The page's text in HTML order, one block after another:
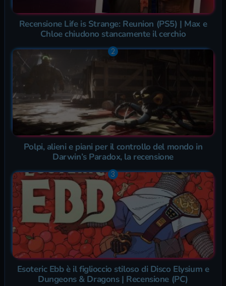
Recensione Life is Strange: Reunion (PS5) | Max e
Chloe chiudono stancamente il cerchio
Polpi, alieni e piani per il controllo del mondo in
Darwin’s Paradox, la recensione
Esoteric Ebb è il figlioccio stiloso di Disco Elysium e
Dungeons & Dragons | Recensione (PC)